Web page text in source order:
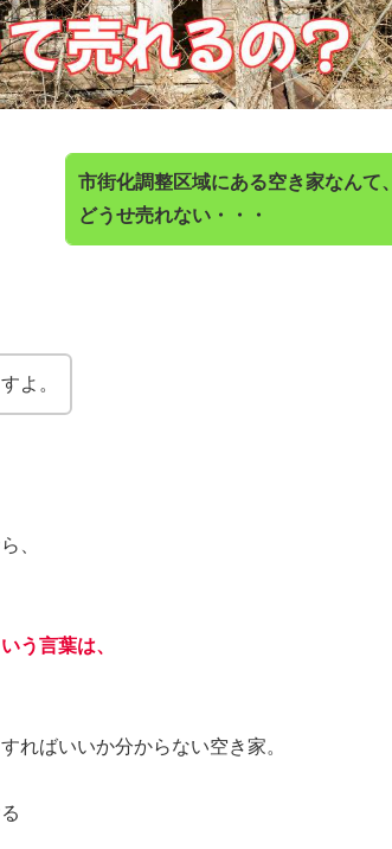
市街化調整区域にある空き家なんて、
どうせ売れない・・・
よ。
、
う言葉は、
ればいいか分からない空き家。